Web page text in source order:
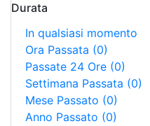
Durata
In qualsiasi momento
Ora Passata (0)
Passate 24 Ore (0)
Settimana Passata (0)
Mese Passato (0)
Anno Passato (0)